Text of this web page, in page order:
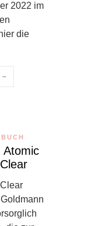
2022 im
die
→
Atomic